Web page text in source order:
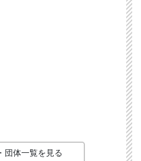
団体一覧を見る